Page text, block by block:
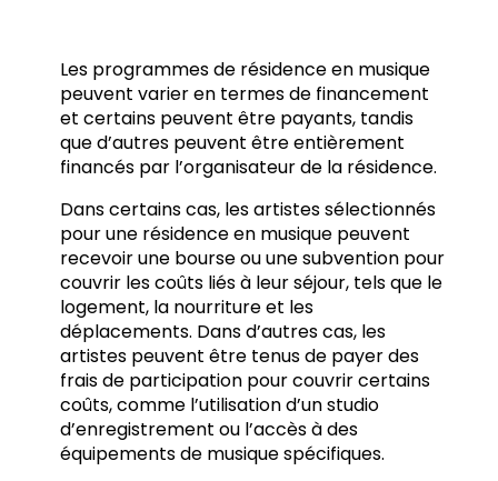
Les programmes de résidence en musique
peuvent varier en termes de financement
et certains peuvent être payants, tandis
que d’autres peuvent être entièrement
financés par l’organisateur de la résidence.
Dans certains cas, les artistes sélectionnés
pour une résidence en musique peuvent
recevoir une bourse ou une subvention pour
couvrir les coûts liés à leur séjour, tels que le
logement, la nourriture et les
déplacements. Dans d’autres cas, les
artistes peuvent être tenus de payer des
frais de participation pour couvrir certains
coûts, comme l’utilisation d’un studio
d’enregistrement ou l’accès à des
équipements de musique spécifiques.